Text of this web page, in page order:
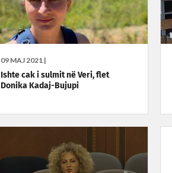
09 MAJ 2021 |
Ishte cak i sulmit në Veri, flet
Donika Kadaj-Bujupi